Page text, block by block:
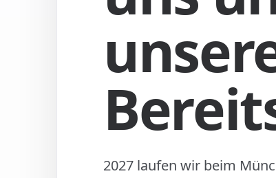
2027 laufen wir beim